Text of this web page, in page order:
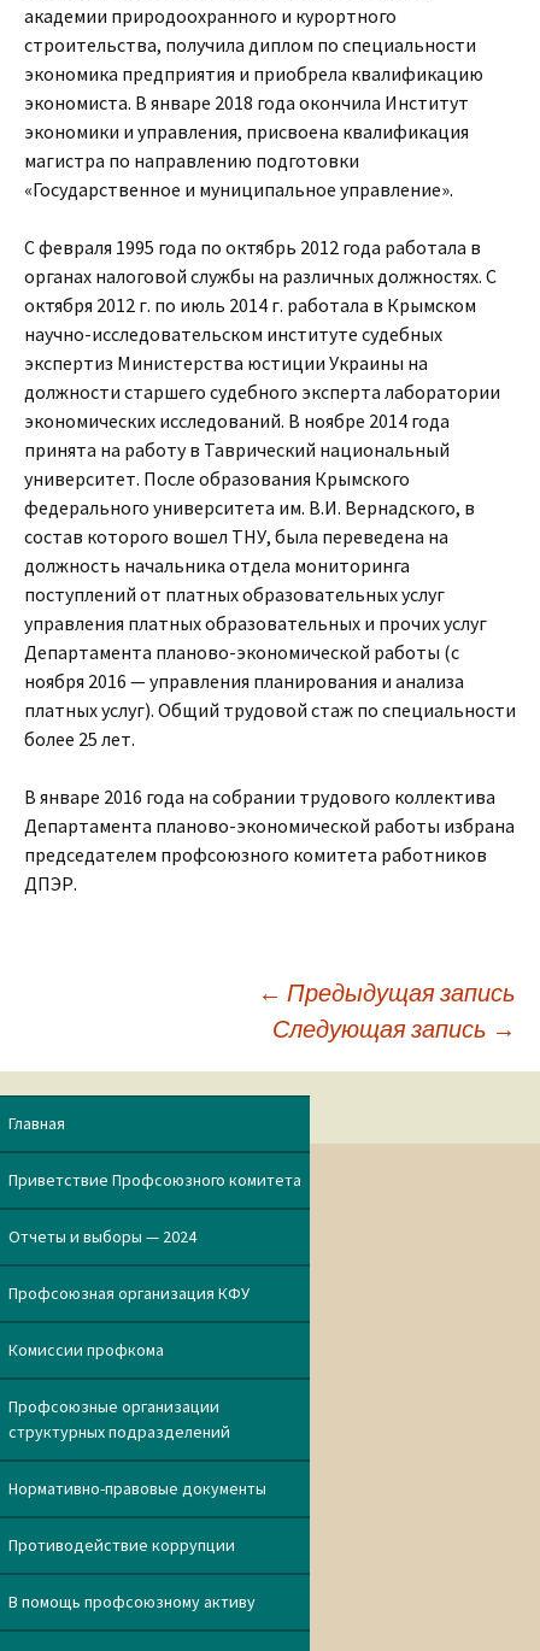
академии природоохранного и курортного
строительства, получила диплом по специальности
экономика предприятия и приобрела квалификацию
экономиста. В январе 2018 года окончила Институт
экономики и управления, присвоена квалификация
магистра по направлению подготовки
«Государственное и муниципальное управление».
С февраля 1995 года по октябрь 2012 года работала в
органах налоговой службы на различных должностях. С
октября 2012 г. по июль 2014 г. работала в Крымском
научно-исследовательском институте судебных
экспертиз Министерства юстиции Украины на
должности старшего судебного эксперта лаборатории
экономических исследований. В ноябре 2014 года
принята на работу в Таврический национальный
университет. После образования Крымского
федерального университета им. В.И. Вернадского, в
состав которого вошел ТНУ, была переведена на
должность начальника отдела мониторинга
поступлений от платных образовательных услуг
управления платных образовательных и прочих услуг
Департамента планово-экономической работы (с
ноября 2016 — управления планирования и анализа
платных услуг). Общий трудовой стаж по специальности
более 25 лет.
В январе 2016 года на собрании трудового коллектива
Департамента планово-экономической работы избрана
председателем профсоюзного комитета работников
ДПЭР.
Навигация
по
записям
← Предыдущая запись
Следующая запись →
Главная
Приветствие Профсоюзного комитета
Отчеты и выборы — 2024
Профсоюзная организация КФУ
Комиссии профкома
Профсоюзные организации
структурных подразделений
Нормативно-правовые документы
Противодействие коррупции
В помощь профсоюзному активу